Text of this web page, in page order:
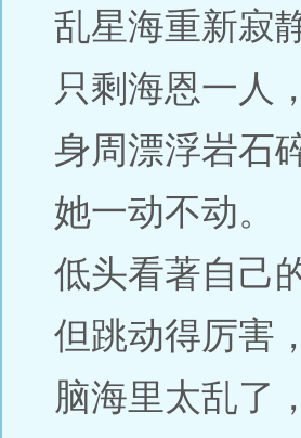
乱星海重新寂
只剩海恩一人
身周漂浮岩石
她一动不动。
低头看著自己
但跳动得厉害
脑海里太乱了